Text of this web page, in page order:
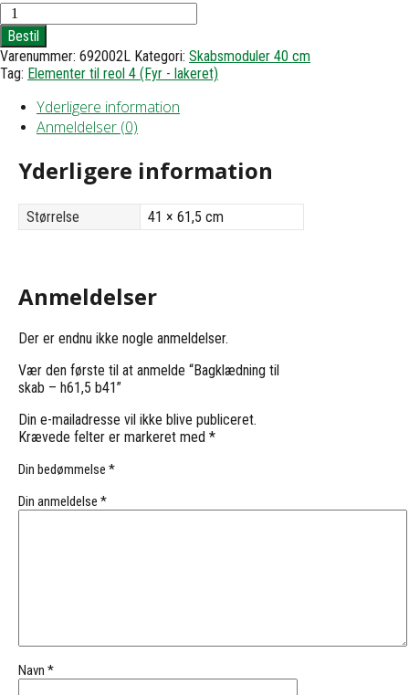
Bagklædning
til
skab
-
h61,5
antal
Bestil
Varenummer: 692002L Kategori: Skabsmoduler 40 cm
Tag: Elementer til reol 4 (Fyr - lakeret)
Yderligere information
Anmeldelser (0)
Yderligere information
Størrelse 41 × 61,5 cm
Anmeldelser
Der er endnu ikke nogle anmeldelser.
Vær den første til at anmelde “Bagklædning til
skab – h61,5 b41”
Din e-mailadresse vil ikke blive publiceret.
Krævede felter er markeret med *
Din bedømmelse *
Din anmeldelse *
Navn *